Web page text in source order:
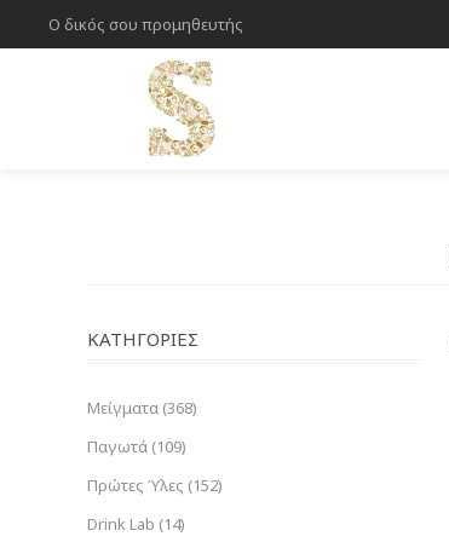
Ο δικός σου προμηθευτής
ΚΑΤΗΓΟΡΊΕΣ
Μείγματα (368)
Παγωτά (109)
Πρώτες Ύλες (152)
Drink Lab (14)